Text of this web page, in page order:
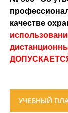
качестве
УЧЕБНЫЙ